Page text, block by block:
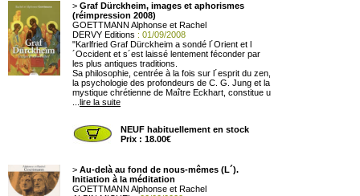
> Graf Dürckheim, images et aphorismes
(réimpression 2008)
GOETTMANN Alphonse et Rachel
DERVY Editions : 01/09/2008
"Karlfried Graf Dürckheim a sondé l´Orient et l
´Occident et s´est laissé lentement féconder par
les plus antiques traditions.
Sa philosophie, centrée à la fois sur l´esprit du zen,
la psychologie des profondeurs de C. G. Jung et la
mystique chrétienne de Maître Eckhart, constitue u
lire la suite
NEUF habituellement en stock
Prix : 18.00€
> Au-delà au fond de nous-mêmes (L´).
Initiation à la méditation
GOETTMANN Alphonse et Rachel